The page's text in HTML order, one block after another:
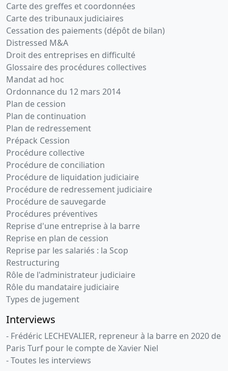
Carte des greffes et coordonnées
Carte des tribunaux judiciaires
Cessation des paiements (dépôt de bilan)
Distressed M&A
Droit des entreprises en difficulté
Glossaire des procédures collectives
Mandat ad hoc
Ordonnance du 12 mars 2014
Plan de cession
Plan de continuation
Plan de redressement
Prépack Cession
Procédure collective
Procédure de conciliation
Procédure de liquidation judiciaire
Procédure de redressement judiciaire
Procédure de sauvegarde
Procédures préventives
Reprise d'une entreprise à la barre
Reprise en plan de cession
Reprise par les salariés : la Scop
Restructuring
Rôle de l'administrateur judiciaire
Rôle du mandataire judiciaire
Types de jugement
Interviews
- Frédéric LECHEVALIER, repreneur à la barre en 2020 de
Paris Turf pour le compte de Xavier Niel
- Toutes les interviews